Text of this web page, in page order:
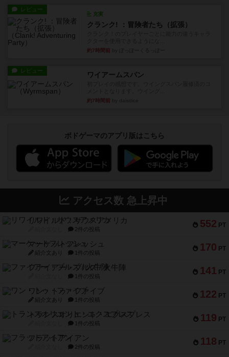
レビュー
充実
クランク! ：冒険者たち（拡張）
約7時間前
レビュー ワイアームスパン
約7時間前
ボドゲーマのアプリ版はこちら
アクセス数 急上昇中
552 PT
リワイルド：サウスアメリカ
2件の投稿
170 PT
マーケットフレッシュ
紹介文あり 1件の投稿
141 PT
ファイアー・ブルズ / 火牛陣
1件の投稿
122 PT
ワン・トゥ・ファイブ
紹介文あり 1件の投稿
119 PT
トランスオリエント・エクスプレス
1件の投稿
118 PT
フラットアイアン
2件の投稿